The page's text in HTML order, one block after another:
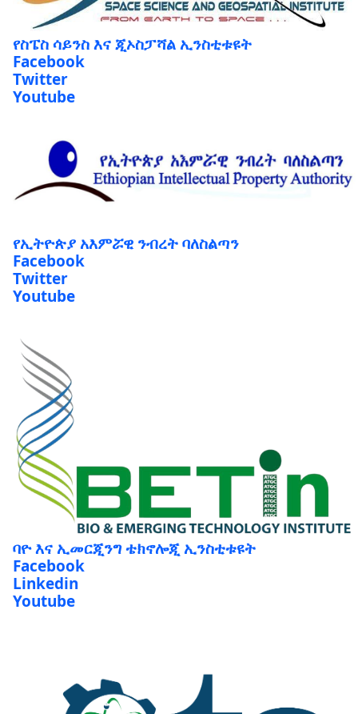
የስፔስ ሳይንስ እና ጂኦስፓሻል ኢንስቲቱዩት
Facebook
Twitter
Youtube
የኢትዮጵያ አእምሯዊ ንብረት ባለስልጣን
Facebook
Twitter
Youtube
ባዮ እና ኢመርጂንግ ቴክኖሎጂ ኢንስቲቱዩት
Facebook
Linkedin
Youtube